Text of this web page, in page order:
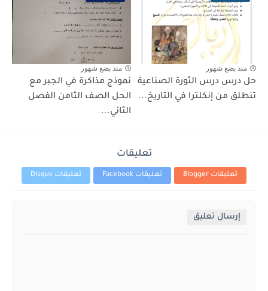
منذ بضع شهور
حل درس درس الثورة الصناعية
تنطلق من إنكلترا في التاريخ...
منذ بضع شهور
نموذج مذاكرة في الجبر مع
الحل الصف الثامن الفصل
الثاني...
تعليقات
تعليقات Blogger تعليقات Facebook تعليقات Disqus
إرسال تعليق